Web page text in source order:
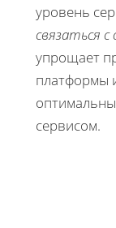
уровень
связаться
упрощает
платформы
сервисом.